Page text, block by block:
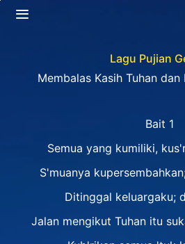
Lagu Pujian
Membalas Kasih Tuhan
Bait 1
Semua yang kumiliki,
S'muanya
Ditinggal keluargaku;
Jalan mengikut Tuhan itu